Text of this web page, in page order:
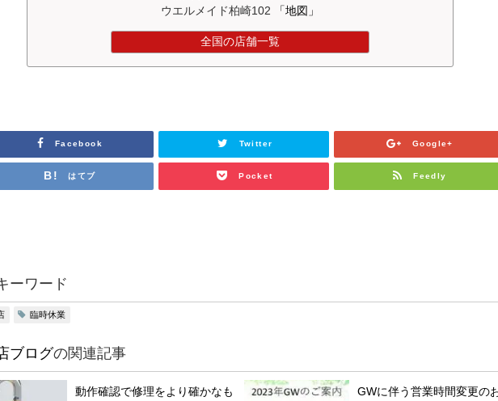
ウエルメイド柏崎102
「地図」
全国の店舗一覧
Facebook Twitter Google+
はてブ Pocket Feedly
ーワード
臨時休業
ブログの関連記事
動作確認で修理をより確かなも
GWに伴う営業時間変更の